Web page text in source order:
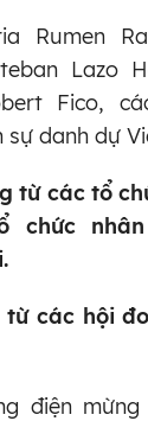
Rumen
Lazo
Fico,
sự danh dự
từ các tổ
chức
các hội
điện